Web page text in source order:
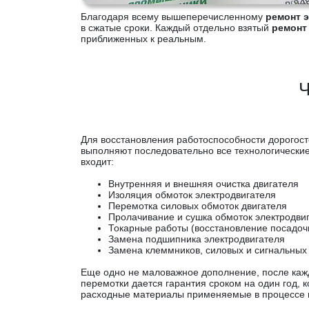
Благодаря всему вышеперечисленному ремонт
в сжатые сроки. Каждый отдельно взятый ремонт
приближенных к реальным.
Для восстановления работоспособности
выполняют последовательно все
входит:
Внутренняя и внешняя очистка двигателя
Изоляция обмоток электродвигателя
Перемотка силовых обмоток двигателя
Пролачивание и сушка обмоток
Токарные работы (восстановление
Замена подшипника электродвигателя
Замена клеммников, силовых и
Еще одно не маловажное дополнение, после
перемотки дается гарантия сроком на один год,
расходные материалы применяемые в процессе